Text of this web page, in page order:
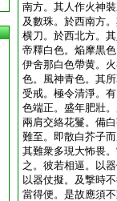
南方。其人作火神
及數珠。於西南方
横刀。於西北方。
帝釋白色。焔摩黒
伊舍那白色帶黄。
色。風神青色。其
受戒。極令清淨。
色端正。盛年肥壯
兩肩交絡花鬘。備
難至。即散白芥子
其難衆多現大怖畏
之。彼若相逼。以
以器仗擬。及撃時
當得便。是故應須